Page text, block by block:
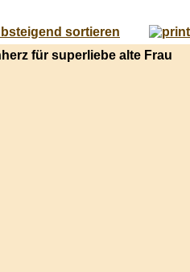
für superliebe alte Frau